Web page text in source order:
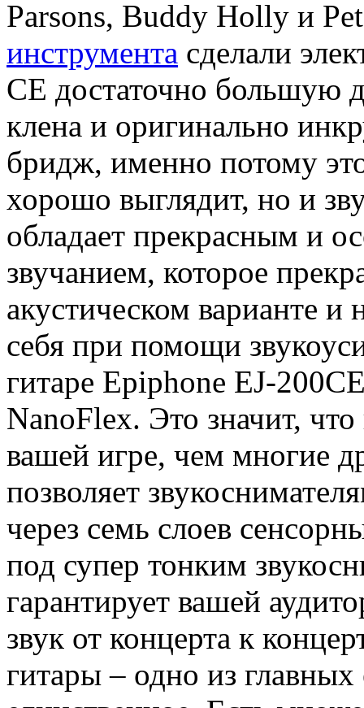
Parsons, Buddy Holly и
инструмента сделали
CE достаточно большую
клена и оригинально
бридж, именно потому
хорошо выглядит, но и
обладает прекрасным и
звучанием, которое
акустическом варианте и
себя при помощи
гитаре Epiphone EJ-
NanoFlex. Это значит, что
вашей игре, чем многие
позволяет
через семь слоев
под супер тонким
гарантирует вашей
звук от концерта к
гитары – одно из